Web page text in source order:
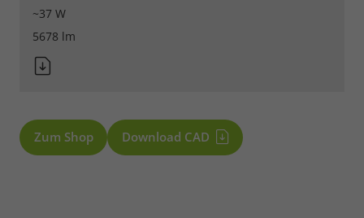
~37 W
5678 lm
Zum Shop Download CAD